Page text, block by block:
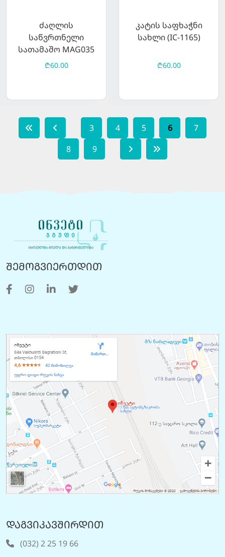
ძაღლის
საწვრთნელი
სათამაშო MAG035
₾60.00
კატის საფხაჭნი
სახლი (IC-1165)
₾60.00
3 4 5 6
7
8
9
შემოგვიერთდით
დაგვიკავშირდით
(032) 2 25 19 66